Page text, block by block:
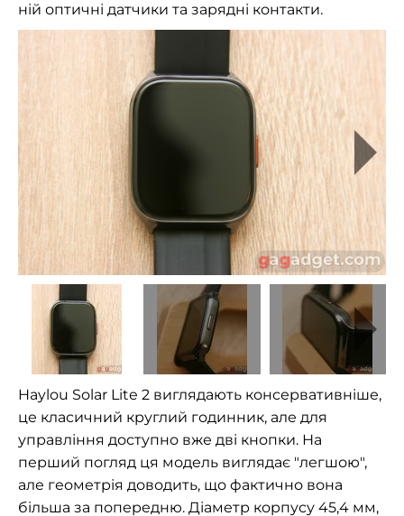
ній оптичні датчики та зарядні контакти.
Haylou Solar Lite 2 виглядають консервативніше,
це класичний круглий годинник, але для
управління доступно вже дві кнопки. На
перший погляд ця модель виглядає "легшою",
але геометрія доводить, що фактично вона
більша за попередню. Діаметр корпусу 45,4 мм,